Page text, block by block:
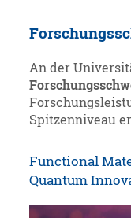
An der
Spitzenniveau
Functional
Quantum